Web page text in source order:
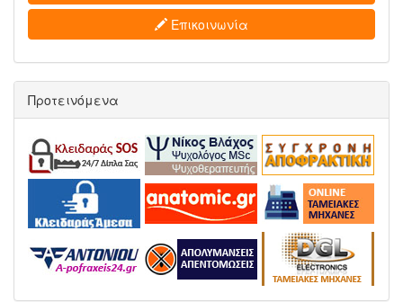
Επικοινωνία
Προτεινόμενα